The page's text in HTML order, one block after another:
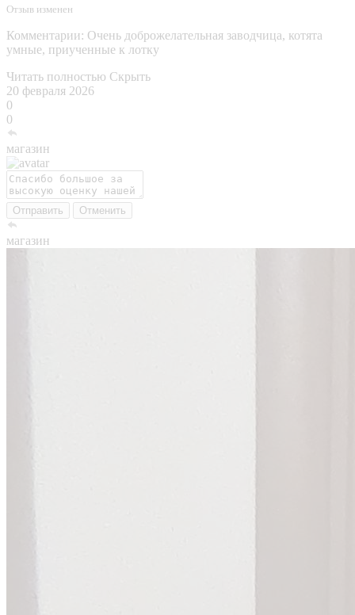
Отзыв изменен
Комментарии: Очень доброжелательная заводчица, котята
умные, приученные к лотку
Читать полностью Скрыть
20 февраля 2026
0
0
магазин
Отправить Отменить
магазин